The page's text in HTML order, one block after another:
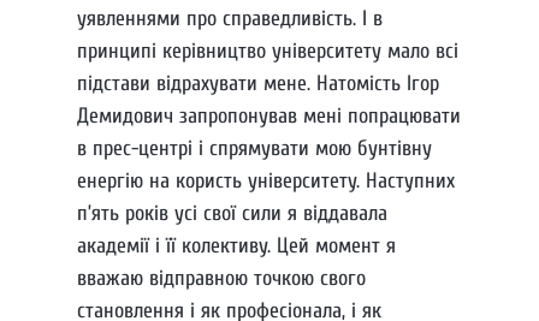
уявленнями про справедливість. І в
принципі керівництво університету мало всі
підстави відрахувати мене. Натомість Ігор
Демидович запропонував мені попрацювати
в прес-центрі і спрямувати мою бунтівну
енергію на користь університету. Наступних
п’ять років усі свої сили я віддавала
академії і її колективу. Цей момент я
вважаю відправною точкою свого
становлення і як професіонала, і як